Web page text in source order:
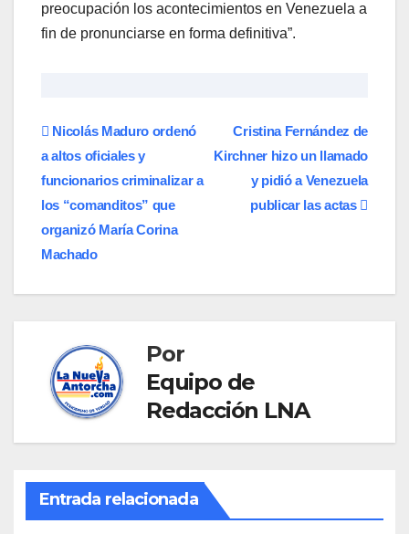
preocupación los acontecimientos en Venezuela a
fin de pronunciarse en forma definitiva”.
Navegación
de
entradas
Cristina Fernández de
Kirchner hizo un llamado
y pidió a Venezuela
publicar las actas
Nicolás Maduro ordenó
a altos oficiales y
funcionarios criminalizar a
los “comanditos” que
organizó María Corina
Machado
Por
Equipo de
Redacción LNA
Entrada relacionada